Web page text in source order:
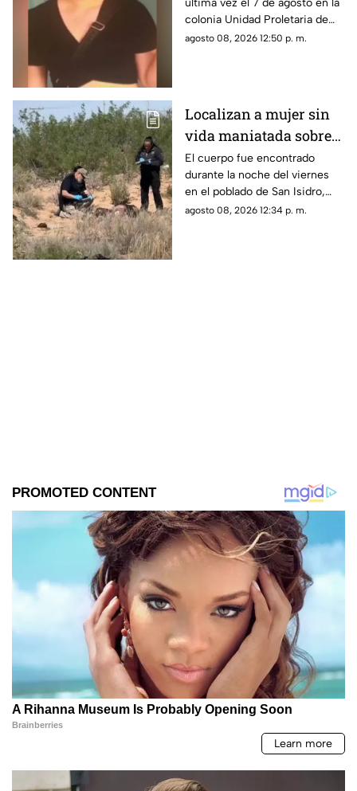
colonia Unidad
Proletaria
última vez el 7 de agosto en la
colonia Unidad Proletaria de
Chihuahua capital.
agosto 08, 2026 12:50 p. m.
Localizan a mujer sin
vida maniatada sobre
la carretera Juárez-
Porvenir
El cuerpo fue encontrado
durante la noche del viernes
en el poblado de San Isidro,
luego de un reporte anónimo a
agosto 08, 2026 12:34 p. m.